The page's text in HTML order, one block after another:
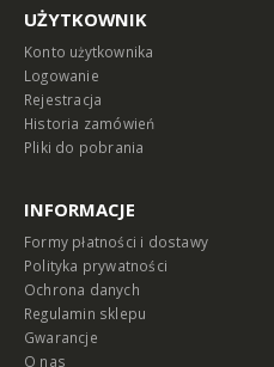
UŻYTKOWNIK
Konto użytkownika
Logowanie
Rejestracja
Historia zamówień
Pliki do pobrania
INFORMACJE
Formy płatności i dostawy
Polityka prywatności
Ochrona danych
Regulamin sklepu
Gwarancje
O nas